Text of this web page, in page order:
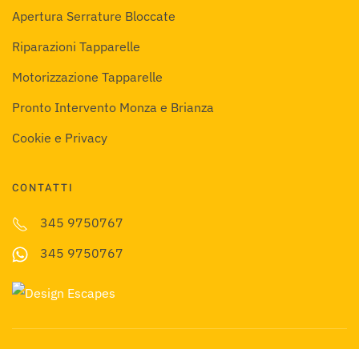
Apertura Serrature Bloccate
Riparazioni Tapparelle
Motorizzazione Tapparelle
Pronto Intervento Monza e Brianza
Cookie e Privacy
CONTATTI
345 9750767
345 9750767